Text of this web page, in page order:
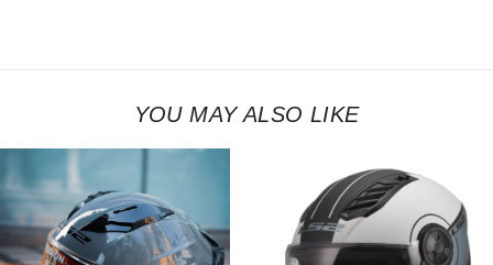
YOU MAY ALSO LIKE